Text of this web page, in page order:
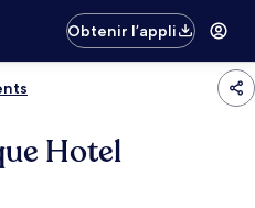
Obtenir l’appli
Hotel